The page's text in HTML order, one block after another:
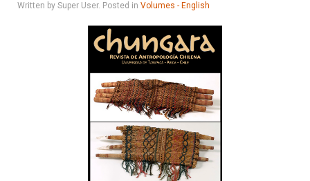
Written by Super User. Posted in Volumes - English